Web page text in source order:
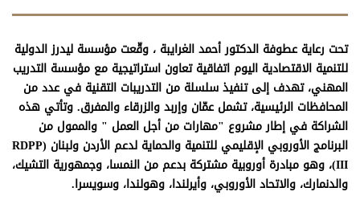
تحت رعاية عطوفة الدكتور أحمد الغرايبة ، وقّعت مؤسسة ليدرز الدولية
للتنمية الاقتصادية اليوم اتفاقية تعاون استراتيجية مع مؤسسة التدريب
المهني، تهدف إلى تنفيذ سلسلة من التدريبات التقنية في عدد من
المحافظات الرئيسية، تشمل عمّان وإربد والزرقاء والمفرق. وتأتي هذه
الشراكة في إطار مشروع "مهارات من أجل العمل " والممول من
البرنامج الأوروبي الإقليمي للتنمية والحماية لدعم الأردن ولبنان (RDPP
III)، وهو مبادرة أوروبية مشتركة بدعم من النمسا، وجمهورية التشيك،
والدنمارك، والاتحاد الأوروبي، وأيرلندا، وهولندا، وسويسرا.